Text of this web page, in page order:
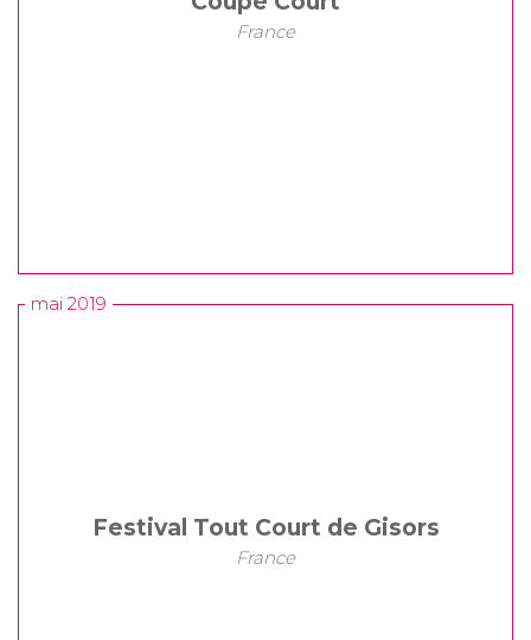
France
mai 2019
Festival Tout Court de Gisors
France